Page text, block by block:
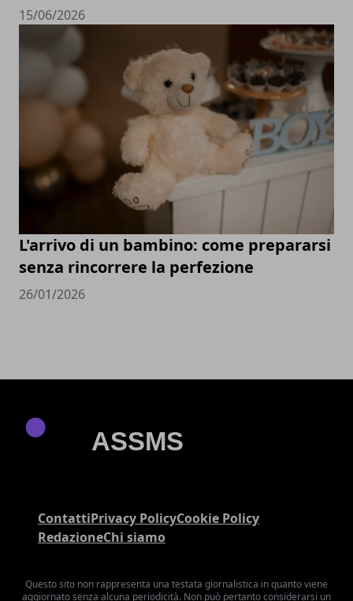
15/06/2026
L'arrivo di un bambino: come prepararsi
senza rincorrere la perfezione
26/01/2026
ContattiPrivacy PolicyCookie Policy
RedazioneChi siamo
Questo sito non rappresenta una testata giornalistica in quanto viene
aggiornato senza alcuna periodicità. Non può pertanto considerarsi un